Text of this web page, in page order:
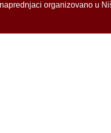
naprednjaci organizovano u